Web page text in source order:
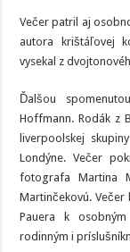
Večer patril aj
autora krištáľovej
vysekal z
Ďalšou
Hoffmann. Rodák z
liverpoolskej
Londýne. Večer
fotografa Martina
Martinčekovú.
Pauera k
rodinným i